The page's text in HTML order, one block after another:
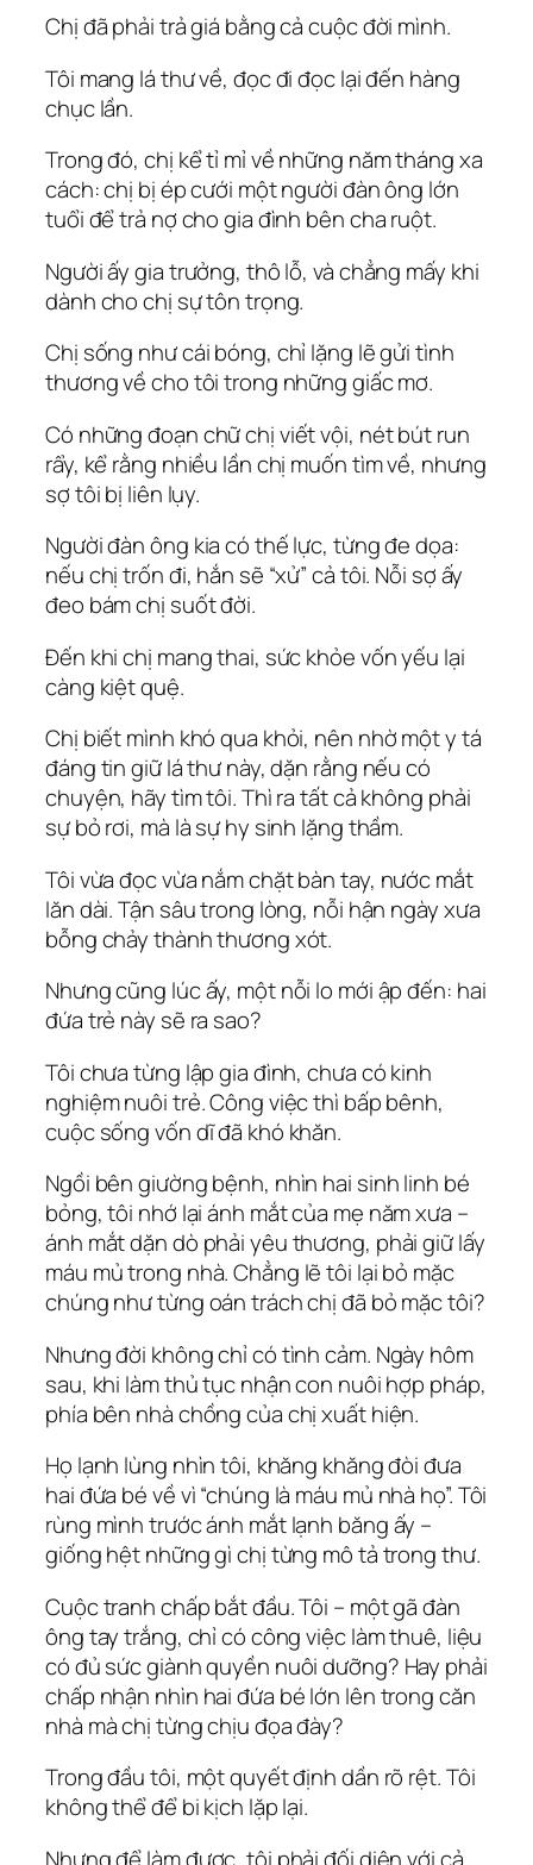
Chị đã phải trả giá bằng cả cuộc đời mình.
Tôi mang lá thư về, đọc đi đọc lại đến hàng
chục lần.
Trong đó, chị kể tỉ mỉ về những năm tháng xa
cách: chị bị ép cưới một người đàn ông lớn
tuổi để trả nợ cho gia đình bên cha ruột.
Người ấy gia trưởng, thô lỗ, và chẳng mấy khi
dành cho chị sự tôn trọng.
Chị sống như cái bóng, chỉ lặng lẽ gửi tình
thương về cho tôi trong những giấc mơ.
Có những đoạn chữ chị viết vội, nét bút run
rẩy, kể rằng nhiều lần chị muốn tìm về, nhưng
sợ tôi bị liên lụy.
Người đàn ông kia có thế lực, từng đe dọa:
nếu chị trốn đi, hắn sẽ “xử” cả tôi. Nỗi sợ ấy
đeo bám chị suốt đời.
Đến khi chị mang thai, sức khỏe vốn yếu lại
càng kiệt quệ.
Chị biết mình khó qua khỏi, nên nhờ một y tá
đáng tin giữ lá thư này, dặn rằng nếu có
chuyện, hãy tìm tôi. Thì ra tất cả không phải
sự bỏ rơi, mà là sự hy sinh lặng thầm.
Tôi vừa đọc vừa nắm chặt bàn tay, nước mắt
lăn dài. Tận sâu trong lòng, nỗi hận ngày xưa
bỗng chảy thành thương xót.
Nhưng cũng lúc ấy, một nỗi lo mới ập đến: hai
đứa trẻ này sẽ ra sao?
Tôi chưa từng lập gia đình, chưa có kinh
nghiệm nuôi trẻ. Công việc thì bấp bênh,
cuộc sống vốn dĩ đã khó khăn.
Ngồi bên giường bệnh, nhìn hai sinh linh bé
bỏng, tôi nhớ lại ánh mắt của mẹ năm xưa –
ánh mắt dặn dò phải yêu thương, phải giữ lấy
máu mủ trong nhà. Chẳng lẽ tôi lại bỏ mặc
chúng như từng oán trách chị đã bỏ mặc tôi?
Nhưng đời không chỉ có tình cảm. Ngày hôm
sau, khi làm thủ tục nhận con nuôi hợp pháp,
phía bên nhà chồng của chị xuất hiện.
Họ lạnh lùng nhìn tôi, khăng khăng đòi đưa
hai đứa bé về vì “chúng là máu mủ nhà họ”. Tôi
rùng mình trước ánh mắt lạnh băng ấy –
giống hệt những gì chị từng mô tả trong thư.
Cuộc tranh chấp bắt đầu. Tôi – một gã đàn
ông tay trắng, chỉ có công việc làm thuê, liệu
có đủ sức giành quyền nuôi dưỡng? Hay phải
chấp nhận nhìn hai đứa bé lớn lên trong căn
nhà mà chị từng chịu đọa đày?
Trong đầu tôi, một quyết định dần rõ rệt. Tôi
không thể để bi kịch lặp lại.